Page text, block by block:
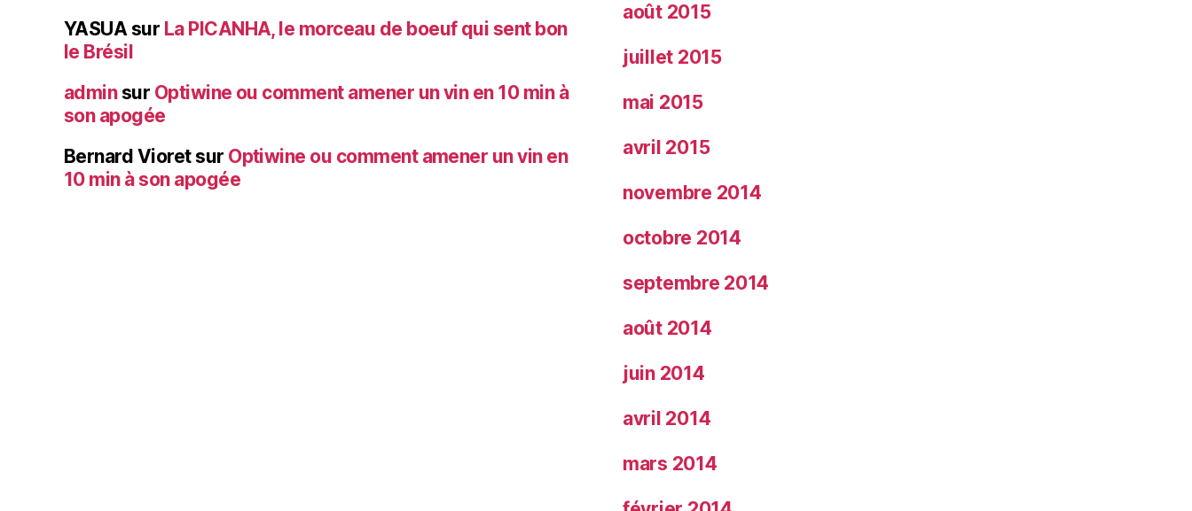
YASUA sur La PICANHA, le morceau de boeuf qui sent bon
le Brésil
adminsur Optiwine ou comment amener un vin en 10 min à
son apogée
Bernard Vioretsur Optiwine ou comment amener un vin en
10 min à son apogée
août 2015
juillet 2015
mai 2015
avril 2015
novembre 2014
octobre 2014
septembre 2014
août 2014
juin 2014
avril 2014
mars 2014